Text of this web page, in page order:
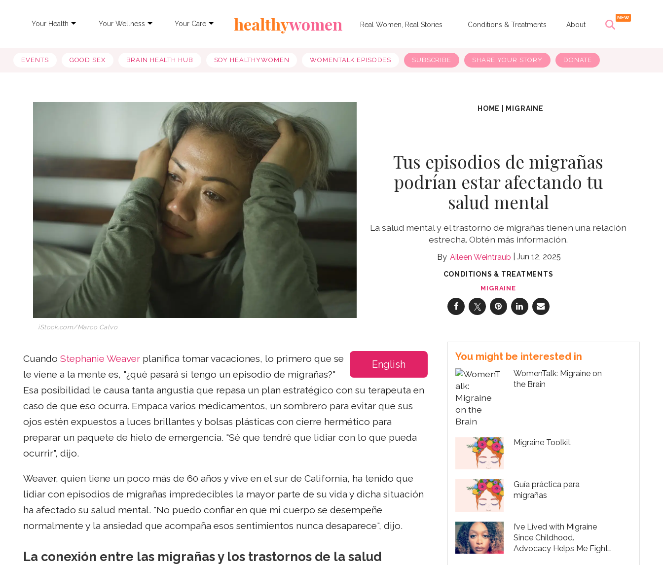
Your Health Your Wellness Your Care healthywomen Real Women, Real Stories Conditions & Treatments About
EVENTS GOOD SEX BRAIN HEALTH HUB SOY HEALTHYWOMEN WOMENTALK EPISODES SUBSCRIBE SHARE YOUR STORY DONATE
HOME MIGRAINE
iStock.com/Marco Calvo
Tus episodios de migrañas
podrían estar afectando tu
salud mental
La salud mental y el trastorno de migrañas tienen una relación
estrecha. Obtén más información.
Aileen Weintraub Jun 12, 2025
CONDITIONS & TREATMENTS
MIGRAINE
English
Cuando Stephanie Weaver planifica tomar vacaciones, lo primero que se
le viene a la mente es, "¿qué pasará si tengo un episodio de migrañas?"
Esa posibilidad le causa tanta angustia que repasa un plan estratégico con su terapeuta en
caso de que eso ocurra. Empaca varios medicamentos, un sombrero para evitar que sus
ojos estén expuestos a luces brillantes y bolsas plásticas con cierre hermético para
preparar un paquete de hielo de emergencia. "Sé que tendré que lidiar con lo que pueda
ocurrir", dijo.
Weaver, quien tiene un poco más de 60 años y vive en el sur de California, ha tenido que
lidiar con episodios de migrañas impredecibles la mayor parte de su vida y dicha situación
ha afectado su salud mental. "No puedo confiar en que mi cuerpo se desempeñe
normalmente y la ansiedad que acompaña esos sentimientos nunca desaparece", dijo.
La conexión entre las migrañas y los trastornos de la salud
You might be interested in
WomenTalk: Migraine on
the Brain
Migraine Toolkit
Guía práctica para
migrañas
I’ve Lived with Migraine
Since Childhood.
Advocacy Helps Me Fight